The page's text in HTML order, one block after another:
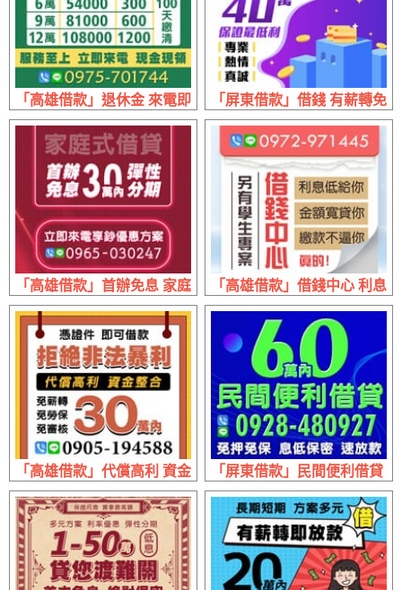
「高雄借款」退休金 來電即借 | 6萬實拿54000日繳300 9萬實
「屏東借款」借錢 有薪轉免
「高雄借款」首辦免息 家庭式借貸 | 30萬內 立即來電享優惠
「高雄借款」借錢中心 利息
「高雄借款」代償高利 資金整合 | 30萬內 免薪轉免勞保免審
「屏東借款」民間便利借貸